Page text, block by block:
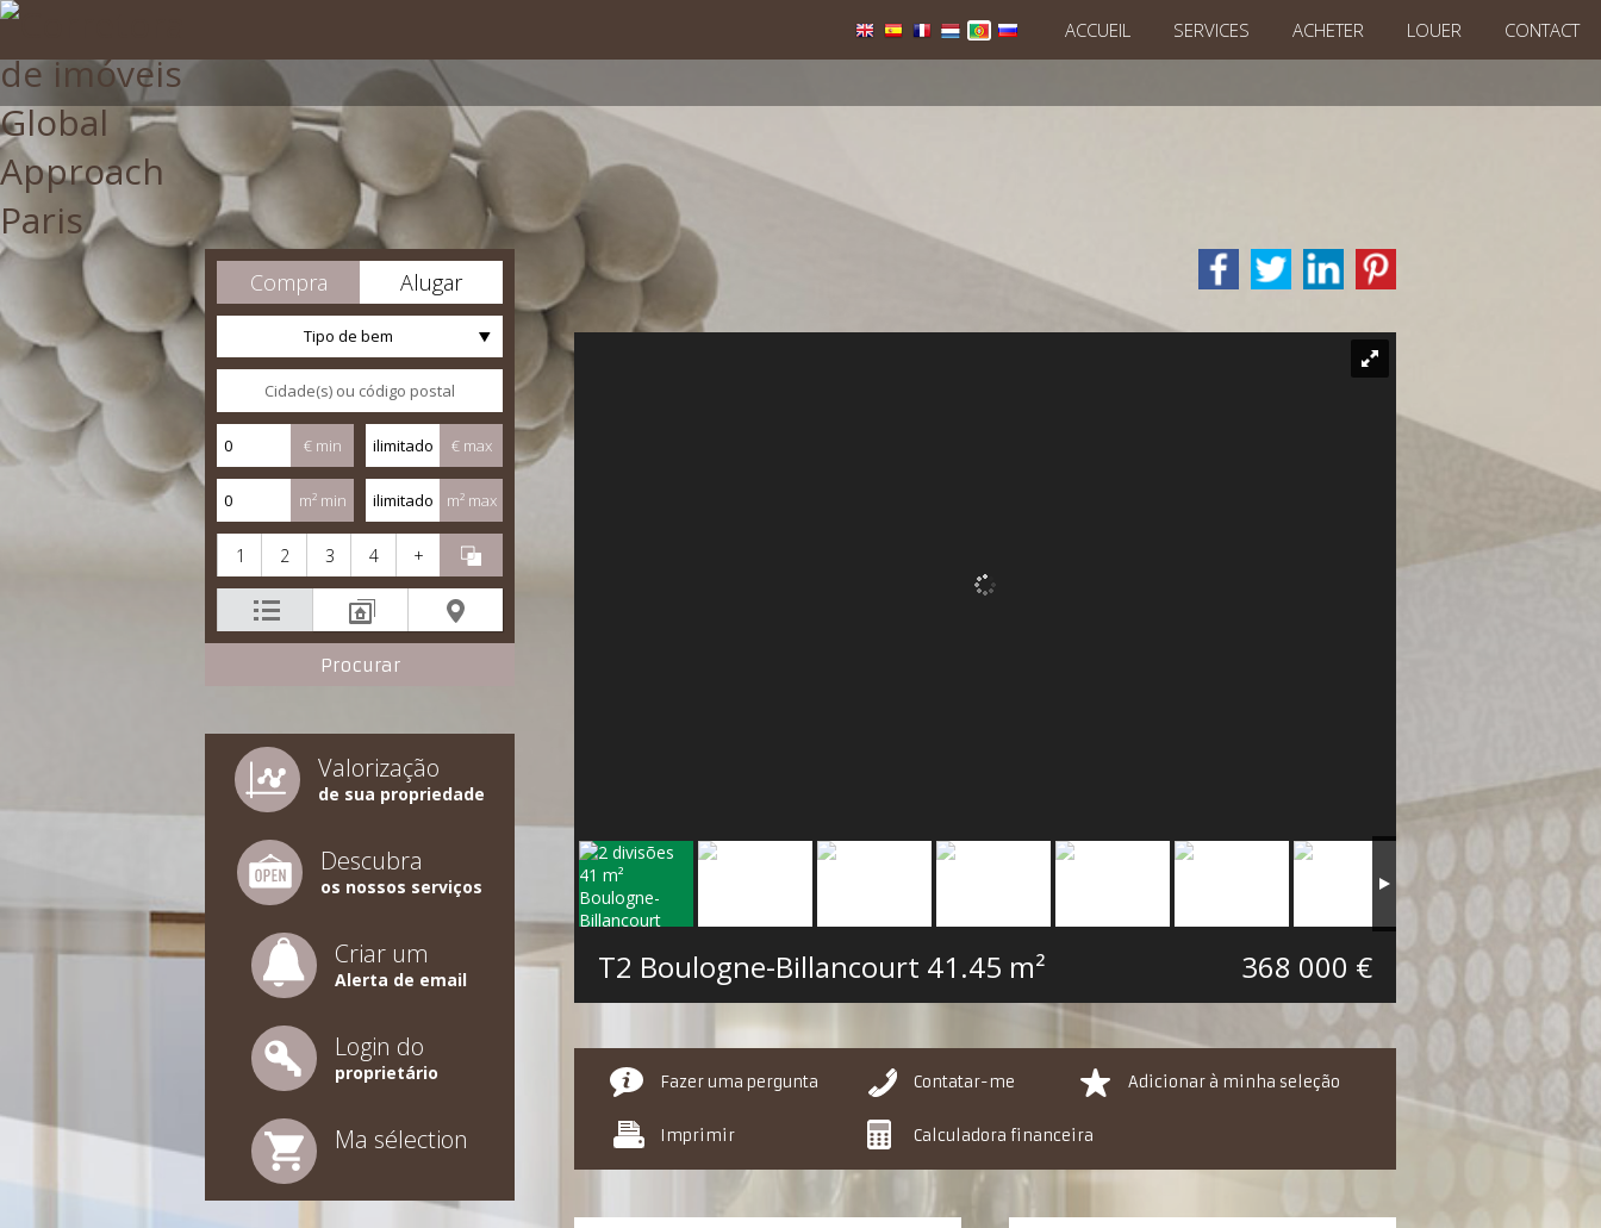
ACCUEIL SERVICES ACHETER LOUER CONTACT
Compra Alugar
Tipo de bem
€ min € max
m² min m² max
1 2 3 4 +
Valorização
de sua propriedade
Descubra
os nossos serviços
Criar um
Alerta de email
Login do
proprietário
Ma sélection
T2 Boulogne-Billancourt 41.45 m² 368 000 €
Fazer uma pergunta Contatar-me Adicionar à minha seleção
Imprimir Calculadora financeira